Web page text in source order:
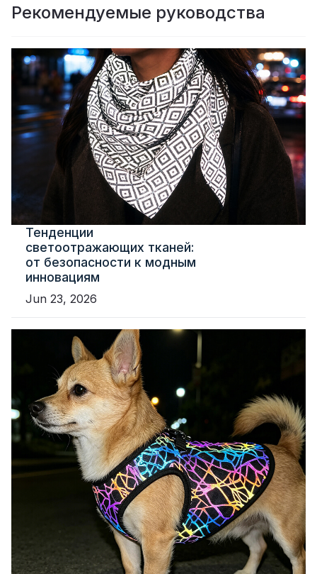
Рекомендуемые руководства
Тенденции
светоотражающих тканей:
от безопасности к модным
инновациям
Jun 23, 2026